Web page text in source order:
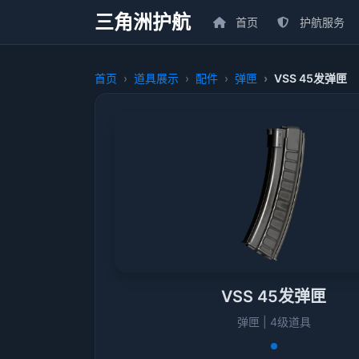
三角洲护航 首页 护航服务
首页 道具展示 配件 弹匣 VSS 45发弹匣
VSS 45发弹匣
弹匣 | 4级道具